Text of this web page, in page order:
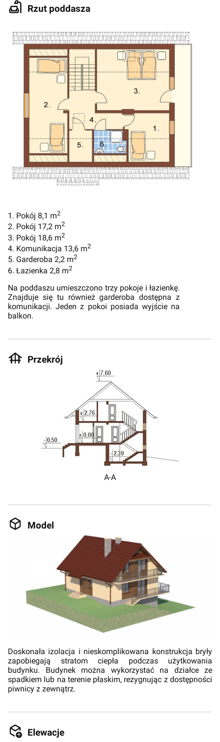
Rzut poddasza
1. Pokój 8,1 m2
2. Pokój 17,2 m2
3. Pokój 18,6 m2
4. Komunikacja 13,6 m2
5. Garderoba 2,2 m2
6. Łazienka 2,8 m2
Na poddaszu umieszczono trzy pokoje i łazienkę.
Znajduje się tu również garderoba dostępna z
komunikacji. Jeden z pokoi posiada wyjście na
balkon.
Przekrój
A-A
Model
Doskonała izolacja i nieskomplikowana konstrukcja bryły
zapobiegają stratom ciepła podczas użytkowania
budynku. Budynek można wykorzystać na działce ze
spadkiem lub na terenie płaskim, rezygnując z dostępności
piwnicy z zewnątrz.
Elewacje